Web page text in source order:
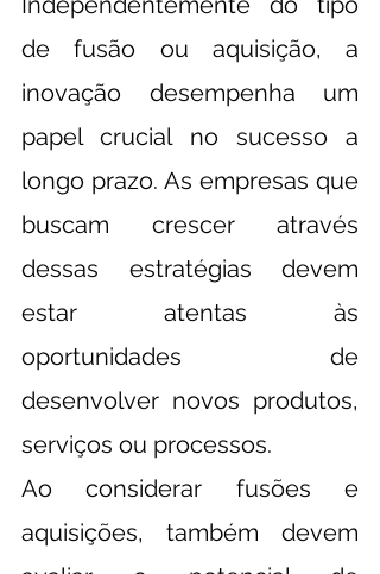
de fusão ou aquisição, a
inovação desempenha um
papel crucial no sucesso a
longo prazo. As empresas que
buscam crescer através
dessas estratégias devem
estar atentas às
oportunidades de
desenvolver novos produtos,
serviços ou processos.
Ao considerar fusões e
aquisições, também devem